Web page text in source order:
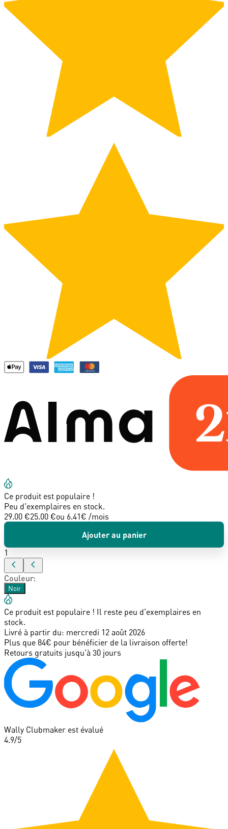
Ce produit est populaire !
Peu d'exemplaires en stock.
29.00 €25.00 €ou 6.41€ /mois
Ajouter au panier
1
Couleur:
Noir
Ce produit est populaire ! Il reste peu d'exemplaires en
stock.
Livré à partir du: mercredi 12 août 2026
Plus que 84€ pour bénéficier de la livraison offerte!
Retours gratuits jusqu'à 30 jours
Wally Clubmaker est évalué
4.9/5